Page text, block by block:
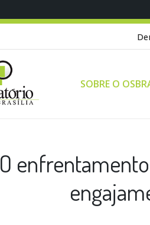
SOBRE O
O